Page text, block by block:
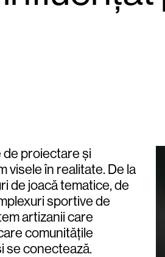
de proiectare și
visele în realitate. De la
de joacă tematice, de
sportive de
artizanii care
comunitățile
se conectează.